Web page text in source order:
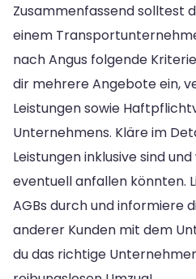
Zusammenfassend solltest
einem
nach Angus folgende
dir mehrere Angebote ein,
Leistungen sowie
Unternehmens. Kläre im
Leistungen inklusive sind
eventuell anfallen könnten.
AGBs durch und informiere
anderer Kunden mit dem
du das richtige